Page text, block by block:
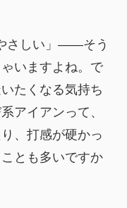
さしい」——そう
いますよね。で
たくなる気持ち
アイアンって、
、打感が硬かっ
とも多いですか